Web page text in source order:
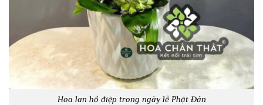
Hoa lan hồ điệp trong ngày lễ Phật Đản